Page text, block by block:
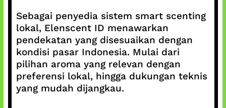
Sebagai penyedia sistem smart scenting
lokal, Elenscent ID menawarkan
pendekatan yang disesuaikan dengan
kondisi pasar Indonesia. Mulai dari
pilihan aroma yang relevan dengan
preferensi lokal, hingga dukungan teknis
yang mudah dijangkau.